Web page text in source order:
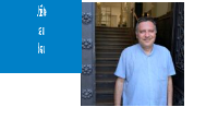
Upišite
se u
bazu